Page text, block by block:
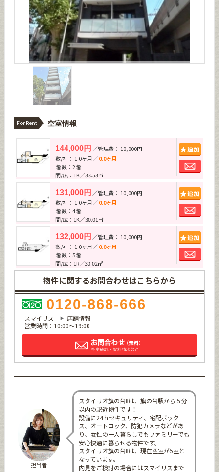
For Rent 空室情報
144,000円 ／管理費： 10,000円
敷/礼： 1.0ヶ月／0.0ヶ月
階 数：2階
間/広：1K／33.53㎡
131,000円 ／管理費： 10,000円
敷/礼： 1.0ヶ月／0.0ヶ月
階 数：4階
間/広：1K／30.01㎡
132,000円 ／管理費： 10,000円
敷/礼： 1.0ヶ月／0.0ヶ月
階 数：5階
間/広：1R／30.02㎡
物件に関するお問合わせはこちらから
0120-868-666
スマイリス
店舗情報
営業時間：10:00～19:00
担当者
スタイリオ旗の台Ⅱは、旗の台駅から５分
以内の駅近物件です！
設備に24ｈセキュリティ、宅配ボック
ス、オートロック、防犯カメラなどがあ
り、女性の一人暮らしでもファミリーでも
安心快適に暮らせる物件です。
スタイリオ旗の台Ⅱは、現在空室が5室と
なっています。
内見をご検討の場合にはスマイリスまで